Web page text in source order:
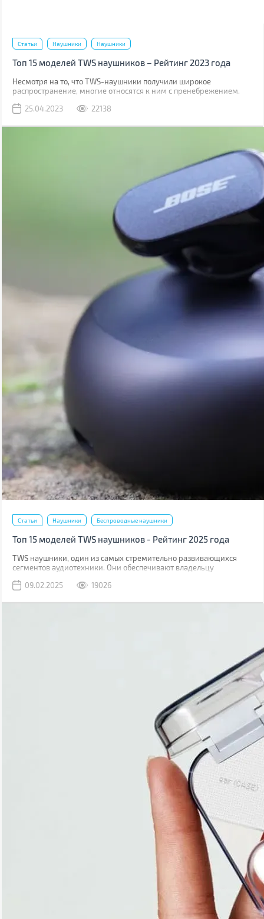
Статьи Наушники Наушники
Топ 15 моделей TWS наушников – Рейтинг 2023 года
Несмотря на то, что TWS-наушники получили широкое
распространение, многие относятся к ним с пренебрежением.
25.04.2023
22138
Статьи Наушники Беспроводные наушники
Топ 15 моделей TWS наушников - Рейтинг 2025 года
TWS наушники, один из самых стремительно развивающихся
сегментов аудиотехники. Они обеспечивают владельцу
появилось немало новинок, в том числе даже бюджетные модели
09.02.2025 19026